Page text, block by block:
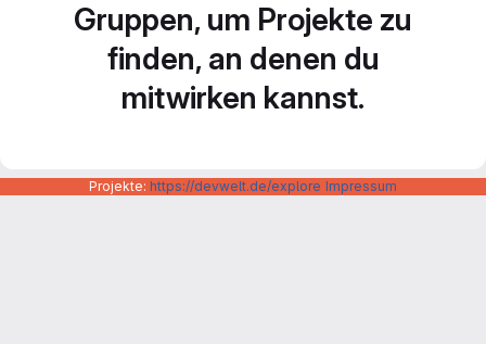
Gruppen, um Projekte zu
finden, an denen du
mitwirken kannst.
Projekte: https://devwelt.de/explore Impressum